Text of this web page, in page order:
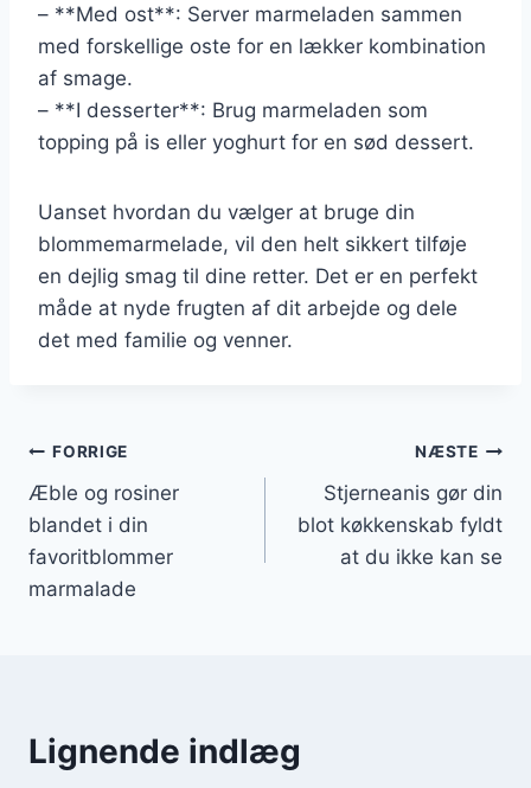
– **Med ost**: Server marmeladen sammen
med forskellige oste for en lækker kombination
af smage.
– **I desserter**: Brug marmeladen som
topping på is eller yoghurt for en sød dessert.
Uanset hvordan du vælger at bruge din
blommemarmelade, vil den helt sikkert tilføje
en dejlig smag til dine retter. Det er en perfekt
måde at nyde frugten af dit arbejde og dele
det med familie og venner.
Indlægsnavigation
FORRIGE
Æble og rosiner
blandet i din
favoritblommer
marmalade
NÆSTE
Stjerneanis gør din
blot køkkenskab fyldt
at du ikke kan se
Lignende indlæg